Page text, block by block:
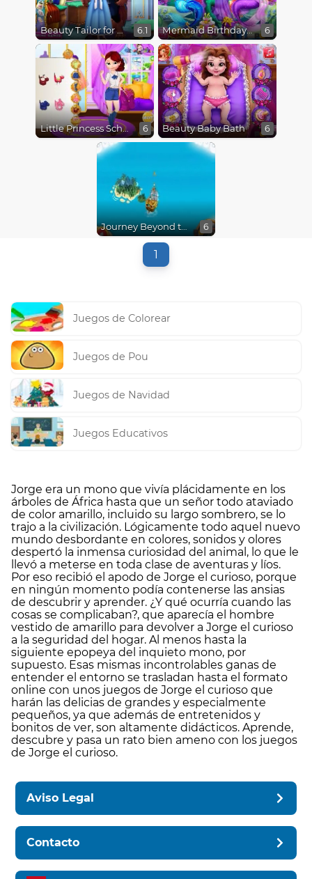
Beauty Tailor for Beast 6.1 Mermaid Birthday Party 6
Little Princess School Prep 6 Beauty Baby Bath 6
Journey Beyond the Never Seas 6
1
Juegos de Colorear
Juegos de Pou
Juegos de Navidad
Juegos Educativos
Jorge era un mono que vivía plácidamente en los
árboles de África hasta que un señor todo ataviado
de color amarillo, incluido su largo sombrero, se lo
trajo a la civilización. Lógicamente todo aquel nuevo
mundo desbordante en colores, sonidos y olores
despertó la inmensa curiosidad del animal, lo que le
llevó a meterse en toda clase de aventuras y líos.
Por eso recibió el apodo de Jorge el curioso, porque
en ningún momento podía contenerse las ansias
de descubrir y aprender. ¿Y qué ocurría cuando las
cosas se complicaban?, que aparecía el hombre
vestido de amarillo para devolver a Jorge el curioso
a la seguridad del hogar. Al menos hasta la
siguiente epopeya del inquieto mono, por
supuesto. Esas mismas incontrolables ganas de
entender el entorno se trasladan hasta el formato
online con unos juegos de Jorge el curioso que
harán las delicias de grandes y especialmente
pequeños, ya que además de entretenidos y
bonitos de ver, son altamente didácticos. Aprende,
descubre y pasa un rato bien ameno con los juegos
de Jorge el curioso.
Aviso Legal
Contacto